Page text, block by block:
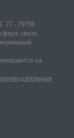
77 - 79798.
связи,
на